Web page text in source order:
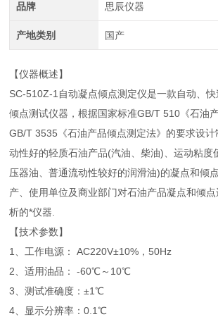
品牌 思辰仪器
产地类别 国产
【仪器概述】
SC-510Z-1自动凝点倾点测定仪是一款自动、快
倾点测试仪器，根据国家标准GB/T 510《石油
GB/T 3535《石油产品倾点测定法》的要求设
动性好的轻质石油产品(汽油、柴油)、运动粘度
压器油、普通流动性较好的润滑油)的凝点和倾
产、使用单位及商业部门对石油产品凝点和倾
析的*仪器.
【技术参数】
1、工作电源： AC220V±10%，50Hz
2、适用油品： -60℃～10℃
3、测试准确度：±1℃
4、显示分辨率：0.1℃